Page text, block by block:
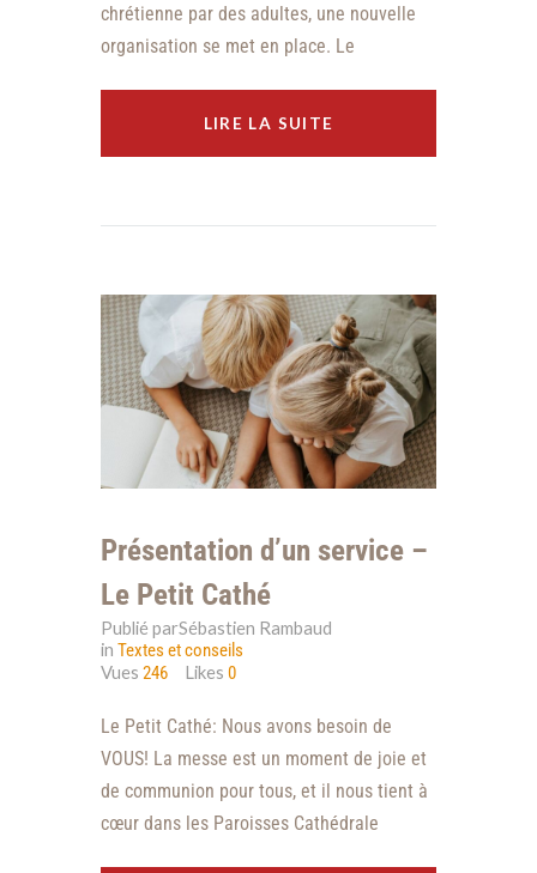
chrétienne par des adultes, une nouvelle
organisation se met en place. Le
LIRE LA SUITE
Présentation d’un service –
Le Petit Cathé
Publié parSébastien Rambaud
in Textes et conseils
Vues 246 Likes0
Le Petit Cathé: Nous avons besoin de
VOUS! La messe est un moment de joie et
de communion pour tous, et il nous tient à
cœur dans les Paroisses Cathédrale